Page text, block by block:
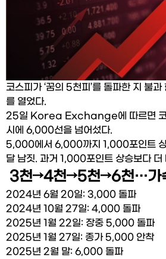
코스피가 ‘꿈의 5천피’를 돌파한 지 불과
를 열었다.
25일 Korea Exchange에 따르면 코
시에 6,000선을 넘어섰다.
5,000에서 6,000까지 1,000포인트 상
달 남짓. 과거 1,000포인트 상승보다 더
3천→4천→5천→6천…가
2024년 6월 20일: 3,000 돌파
2024년 10월 27일: 4,000 돌파
2025년 1월 22일: 장중 5,000 돌파
2025년 1월 27일: 종가 5,000 안착
2025년 2월 말: 6,000 돌파